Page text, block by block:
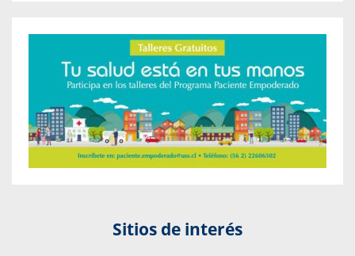
Sitios de interés